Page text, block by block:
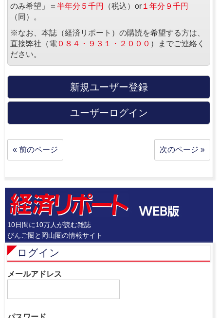
のみ希望」＝ 半年分５千円 （税込）or １年分９千円
（同）。
※なお、本誌（経済リポート）の購読を希望する方は、
直接弊社（電 ０８４・９３１・２０００ ）までご連絡く
ださい。
新規ユーザー登録
ユーザーログイン
« 前のページ 次のページ »
10日間に10万人が読む雑誌
びんご圏と岡山圏の情報サイト
ログイン
メールアドレス